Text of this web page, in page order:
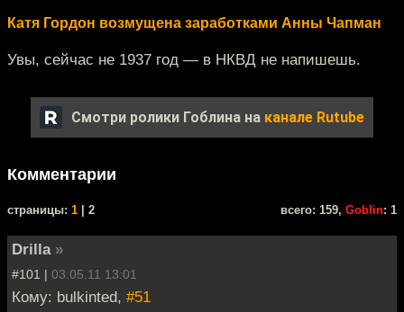
Катя Гордон возмущена заработками Анны Чапман
Увы, сейчас не 1937 год — в НКВД не напишешь.
Смотри ролики Гоблина на канале Rutube
Комментарии
cтраницы: 1 | 2 всего: 159, Goblin: 1
Drilla »
#101 | 03.05.11 13:01
Кому: bulkinted, #51